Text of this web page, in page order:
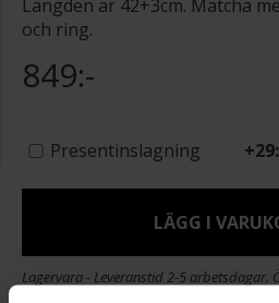
Längden är 42+3cm. Matcha
och ring.
849:-
Presentinslagning +
LÄGG I
Lagervara - Leveranstid 2-5 arbetsdagar.